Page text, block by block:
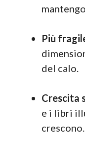
Più
del calo.
Crescita
e i libri
crescono.